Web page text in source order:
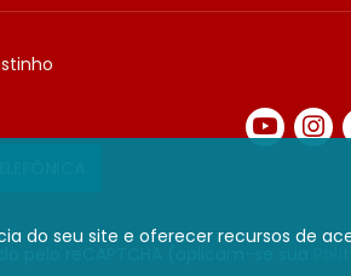
do seu site e oferecer recursos de
pelo reCAPTCHA (aplicam-se sua